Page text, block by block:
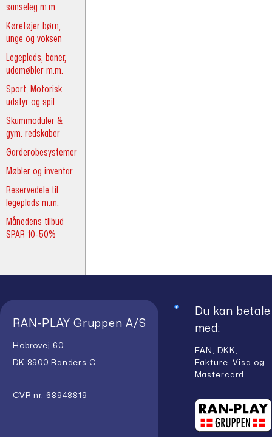
sanseleg m.m.
Køretøjer børn,
unge og voksen
Legeplads, baner,
udemøbler m.m.
Sport, Motorisk
udstyr og spil
Skummoduler &
gym. redskaber
Garderobesystemer
Møbler og inventar
Reservedele til
legeplads m.m.
Månedens tilbud
SPAR 10-50%
RAN-PLAY Gruppen A/S
Hobrovej 60
DK 8900 Randers C
CVR nr. 68948819
Du kan betale
med:
EAN, DKK,
Fakture, Visa og
Mastercard